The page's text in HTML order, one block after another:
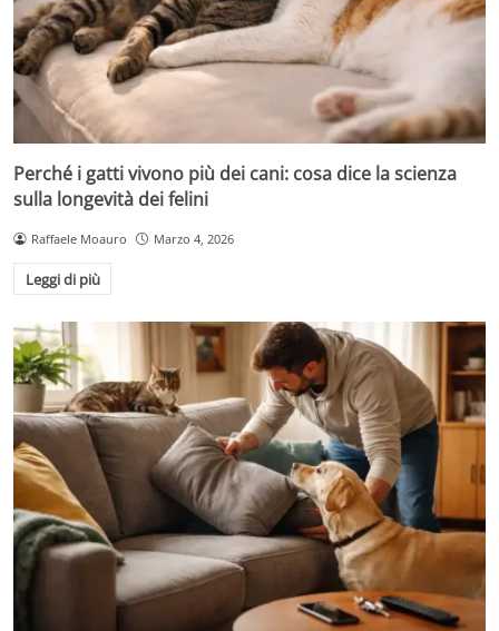
Perché i gatti vivono più dei cani: cosa dice la scienza
sulla longevità dei felini
Raffaele Moauro Marzo 4, 2026
Leggi di più